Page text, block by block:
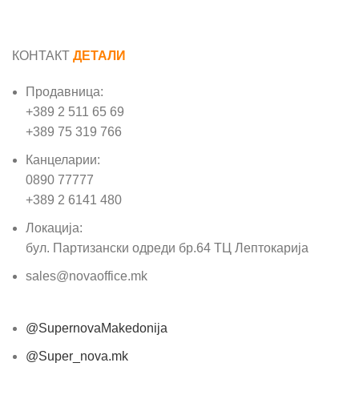
КОНТАКТ ДЕТАЛИ
Продавница:
+389 2 511 65 69
+389 75 319 766
Канцеларии:
0890 77777
+389 2 6141 480
Локација:
бул. Партизански одреди бр.64 ТЦ Лептокарија
sales@novaoffice.mk
@SupernovaMakedonija
@Super_nova.mk